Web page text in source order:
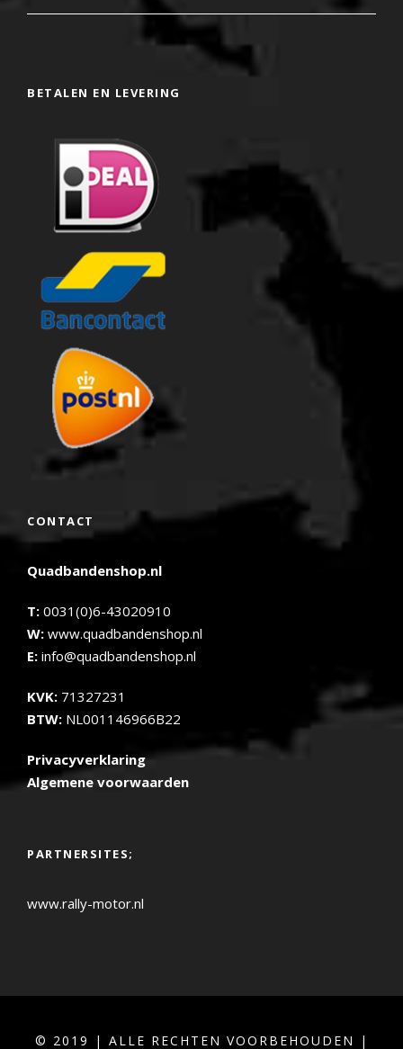
BETALEN EN LEVERING
CONTACT
Quadbandenshop.nl
T: 0031(0)6-43020910
W: www.quadbandenshop.nl
E: info@quadbandenshop.nl
KVK: 71327231
BTW: NL001146966B22
Privacyverklaring
Algemene voorwaarden
PARTNERSITES;
www.rally-motor.nl
© 2019 | ALLE RECHTEN VOORBEHOUDEN |